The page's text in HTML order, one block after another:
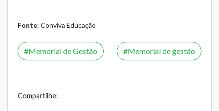
Fonte: Conviva Educação
Memorial de Gestão Memorial de gestão
Compartilhe: